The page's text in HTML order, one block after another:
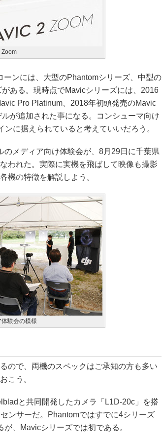
Zoom
ンには、大型のPhantomシリーズ、中型の
ある。現時点でMavicシリーズには、2016
Pro Platinum、2018年初頭発売のMavic
が追加された事になる。コンシューマ向け
に据えられていると考えていいだろう。
メディア向け体験会が、8月29日に千葉県
われた。実際に実機を飛ばして映像も撮影
機の特徴を解説しよう。
験会の模様
ので、両機のスペックはご承知の方も多い
こう。
と共同開発したカメラ「L1D-20c」を搭
ンサーだ。Phantomではすでに4シリーズ
、Mavicシリーズでは初である。